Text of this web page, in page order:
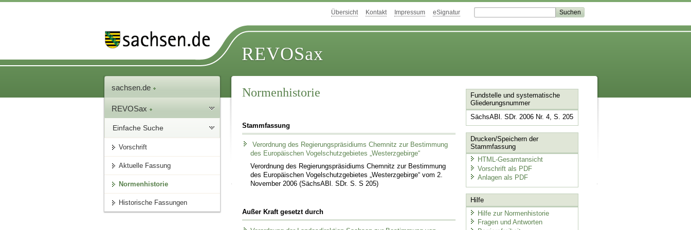
Übersicht Kontakt Impressum eSignatur
REVOSax
sachsen.de
REVOSax
Einfache Suche
Vorschrift
Aktuelle Fassung
Normenhistorie
Historische Fassungen
Normenhistorie
Stammfassung
Verordnung des Regierungspräsidiums Chemnitz zur Bestimmung
des Europäischen Vogelschutzgebietes „Westerzgebirge“
Verordnung des Regierungspräsidiums Chemnitz zur Bestimmung
des Europäischen Vogelschutzgebietes „Westerzgebirge“ vom 2.
November 2006 (SächsABl. SDr. S. S 205)
Außer Kraft gesetzt durch
Fundstelle und systematische
Gliederungsnummer
SächsABl. SDr. 2006 Nr. 4, S. 205
Drucken/Speichern der
Stammfassung
HTML-Gesamtansicht
Vorschrift als PDF
Anlagen als PDF
Hilfe
Hilfe zur Normenhistorie
Fragen und Antworten